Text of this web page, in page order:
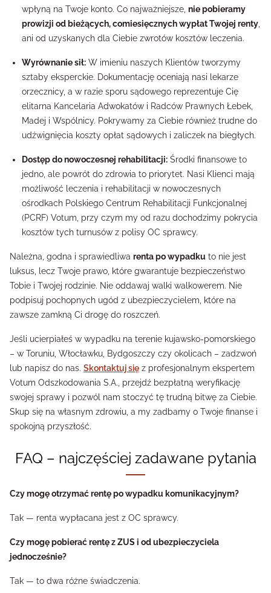
wpłyną na Twoje konto. Co najważniejsze, nie pobieramy
prowizji od bieżących, comiesięcznych wypłat Twojej renty
ani od uzyskanych dla Ciebie zwrotów kosztów leczenia.
Wyrównanie sił: W imieniu naszych Klientów tworzymy
sztaby eksperckie. Dokumentację oceniają nasi lekarze
orzecznicy, a w razie sporu sądowego reprezentuje Cię
elitarna Kancelaria Adwokatów i Radców Prawnych Łebek,
Madej i Wspólnicy. Pokrywamy za Ciebie również trudne do
udźwignięcia koszty opłat sądowych i zaliczek na biegłych.
Dostęp do nowoczesnej rehabilitacji: Środki finansowe to
jedno, ale powrót do zdrowia to priorytet. Nasi Klienci mają
możliwość leczenia i rehabilitacji w nowoczesnych
ośrodkach Polskiego Centrum Rehabilitacji Funkcjonalnej
(PCRF) Votum, przy czym my od razu dochodzimy pokrycia
kosztów tych turnusów z polisy OC sprawcy.
Należna, godna i sprawiedliwa renta po wypadku to nie jest
luksus, lecz Twoje prawo, które gwarantuje bezpieczeństwo
Tobie i Twojej rodzinie. Nie oddawaj walki walkowerem. Nie
podpisuj pochopnych ugód z ubezpieczycielem, które na
zawsze zamkną Ci drogę do roszczeń.
Jeśli ucierpiałeś w wypadku na terenie kujawsko-pomorskiego
– w Toruniu, Włocławku, Bydgoszczy czy okolicach – zadzwoń
lub napisz do nas. Skontaktuj się z profesjonalnym ekspertem
Votum Odszkodowania S.A., przejdź bezpłatną weryfikację
swojej sprawy i pozwól nam stoczyć tę trudną bitwę za Ciebie.
Skup się na własnym zdrowiu, a my zadbamy o Twoje finanse i
spokojną przyszłość.
FAQ – najczęściej zadawane pytania
Czy mogę otrzymać rentę po wypadku komunikacyjnym?
Tak — renta wypłacana jest z OC sprawcy.
Czy mogę pobierać rentę z ZUS i od ubezpieczyciela
jednocześnie?
Tak — to dwa różne świadczenia.